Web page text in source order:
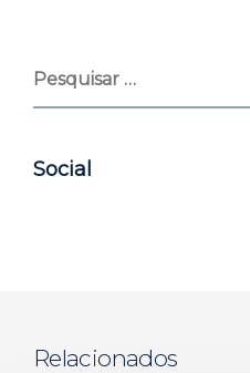
Social
Relacionados